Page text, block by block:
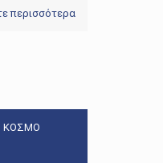
περισσότερα
ΚΟΣΜΟ